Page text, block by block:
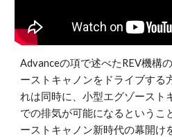
Advanceの項で述べたREV機構
ーストキャノンをドライブする
れは同時に、小型エグゾースト
での排気が可能になるというこ
ーストキャノン新時代の幕開け